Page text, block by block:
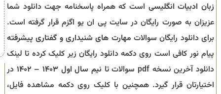
زبان ادبیات انگلیسی است که همراه پاسخنامه جهت دانلود شما
عزیزان به صورت رایگان در سایت پی ان یو اگزم قرار گرفته است.
برای دانلود رایگان سوالات مهارت های شنیداری و گفتاری پیشرفته
پیام نور کافی است روی دکمه دانلود رایگان زیر کلیک کرده تا لینک
دانلود آخرین نسخه pdf سوالات تا
نیم سال اول ۱۴۰۳ – ۱۴۰۲
در
اختیارتان قرار گیرد. همچنین با کلیک روی دکمه مشاهده فایل،